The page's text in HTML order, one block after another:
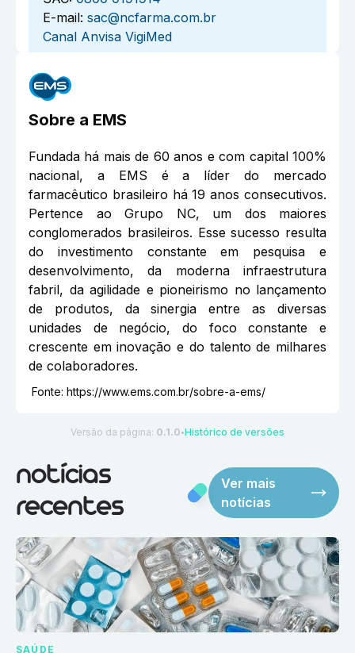
E-mail: sac@ncfarma.com.br
Canal Anvisa VigiMed
Sobre a EMS
Fundada há mais de 60 anos e com capital 100%
nacional, a EMS é a líder do mercado
farmacêutico brasileiro há 19 anos consecutivos.
Pertence ao Grupo NC, um dos maiores
conglomerados brasileiros. Esse sucesso resulta
do investimento constante em pesquisa e
desenvolvimento, da moderna infraestrutura
fabril, da agilidade e pioneirismo no lançamento
de produtos, da sinergia entre as diversas
unidades de negócio, do foco constante e
crescente em inovação e do talento de milhares
de colaboradores.
Fonte: https://www.ems.com.br/sobre-a-ems/
Versão da página: 0.1.0 ●Histórico de versões
notícias
recentes
Ver mais
notícias
SAÚDE